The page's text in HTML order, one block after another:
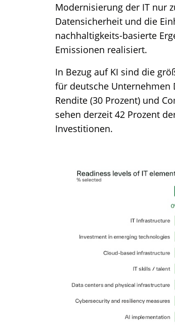
Modernisierung der IT nur
Datensicherheit und die
nachhaltigkeits-basierte
Emissionen realisiert.
In Bezug auf KI sind die
für deutsche Unternehmen
Rendite (30 Prozent) und
sehen derzeit 42 Prozent
Investitionen.